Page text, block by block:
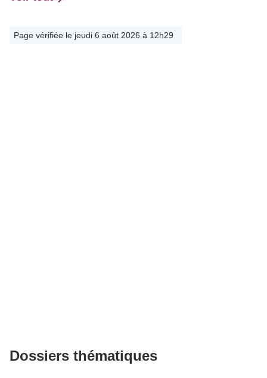
Page vérifiée le jeudi 6 août 2026 à 12h29
Dossiers thématiques